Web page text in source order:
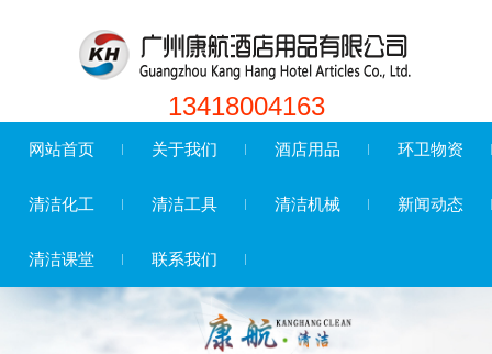
13418004163
网站首页 关于我们 酒店用品 环卫物资
清洁化工 清洁工具 清洁机械 新闻动态
清洁课堂 联系我们